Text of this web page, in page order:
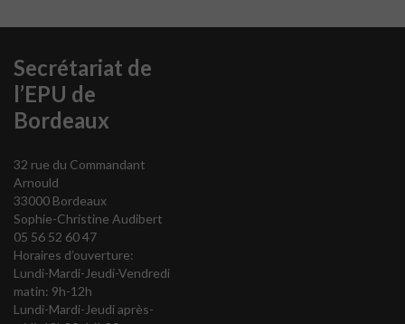
Secrétariat de
l’EPU de
Bordeaux
32 rue du Commandant
Arnould
33000 Bordeaux
Sophie-Christine Audibert
05 56 52 60 47
Horaires d’ouverture:
Lundi-Mardi-Jeudi-Vendredi
matin: 9h-12h
Lundi-Mardi-Jeudi après-